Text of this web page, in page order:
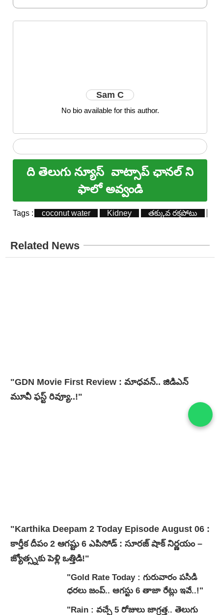
Sam C
No bio available for this author.
ది తెలుగు న్యూస్ వాట్సాప్ ఛానల్ ని
ఫాలో అవ్వండి
Tags : coconut water Kidney తక్కువ రక్తపోటు
Related News
"GDN Movie First Review : మాధవన్.. జిడిఎన్
మూవీ ఫ‌స్ట్ రివ్యూ..!"
"Karthika Deepam 2 Today Episode August 06 :
కార్తీక దీపం 2 ఆగష్టు 6 ఎపిసోడ్ : సూరజ్ షాక్ నిర్ణయం –
జ్యోత్స్నకు పెళ్లి ఒత్తిడి!"
"Gold Rate Today : గురువారం పసిడి
ధరలు జంప్.. ఆగస్టు 6 తాజా రేట్లు ఇవే..!"
"Rain : వచ్చే 5 రోజులు జాగ్రత్త.. తెలుగు